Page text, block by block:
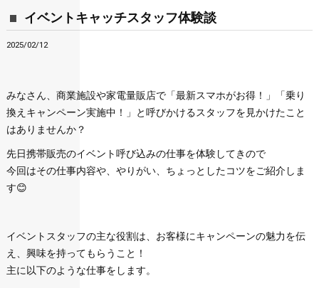
イベントキャッチスタッフ体験談
2025/02/12
みなさん、商業施設や家電量販店で「最新スマホがお得！」「乗り
換えキャンペーン実施中！」と呼びかけるスタッフを見かけたこと
はありませんか？
先日携帯販売のイベント呼び込みの仕事を体験してきので
今回はその仕事内容や、やりがい、ちょっとしたコツをご紹介しま
す😊
イベントスタッフの主な役割は、お客様にキャンペーンの魅力を伝
え、興味を持ってもらうこと！
主に以下のような仕事をします。